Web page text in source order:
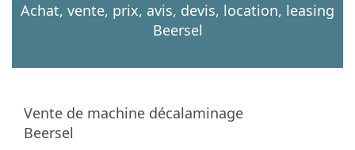
Achat, vente, prix, avis, devis, location, leasing
Beersel
Vente de machine décalaminage
Beersel